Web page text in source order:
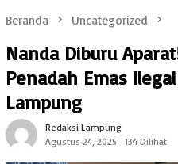
Beranda Uncategorized
Nanda Diburu
Penadah Emas
Lampung
Redaksi Lampung
Agustus 24, 2025
134 Dilihat